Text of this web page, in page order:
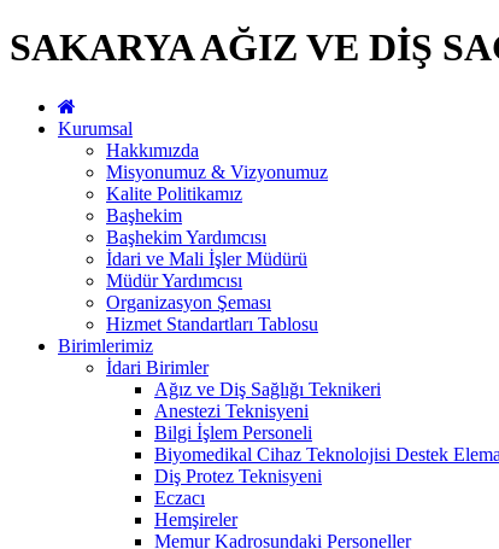
SAKARYA AĞIZ VE DİŞ
Kurumsal
Hakkımızda
Misyonumuz & Vizyonumuz
Kalite Politikamız
Başhekim
Başhekim Yardımcısı
İdari ve Mali İşler Müdürü
Müdür Yardımcısı
Organizasyon Şeması
Hizmet Standartları Tablosu
Birimlerimiz
İdari Birimler
Ağız ve Diş Sağlığı Teknikeri
Anestezi Teknisyeni
Bilgi İşlem Personeli
Biyomedikal Cihaz Teknolojisi Destek
Diş Protez Teknisyeni
Eczacı
Hemşireler
Memur Kadrosundaki Personeller